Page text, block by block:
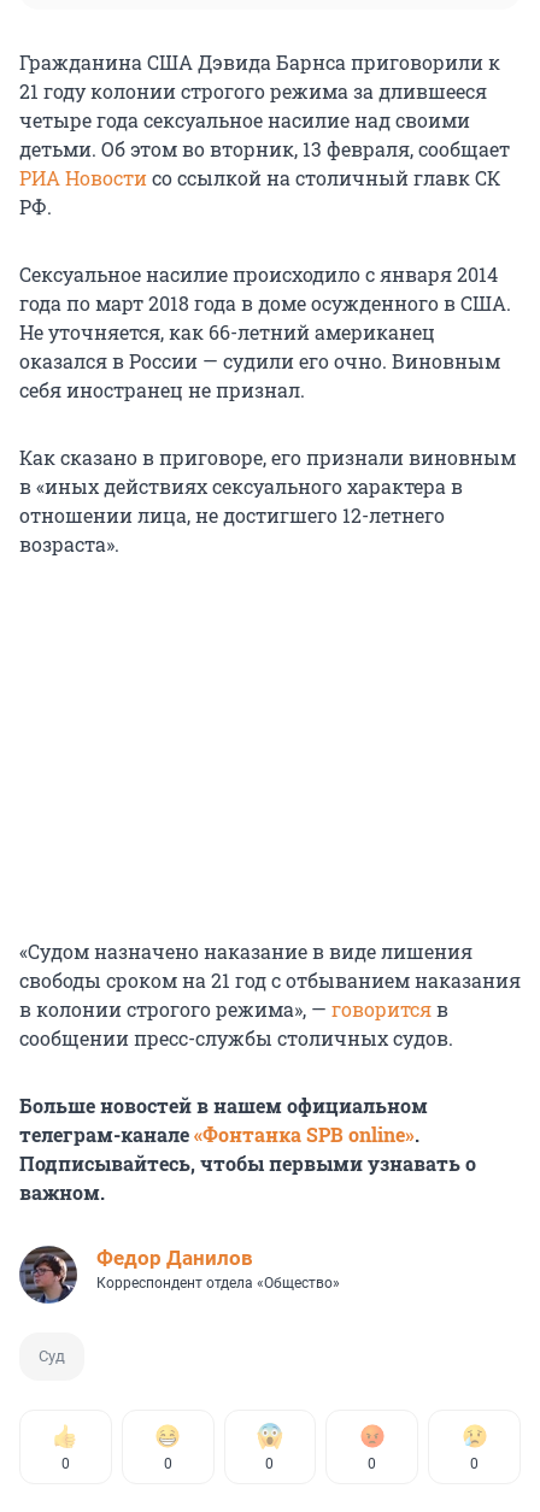
Гражданина США Дэвида Барнса приговорили к
21 году колонии строгого режима за длившееся
четыре года сексуальное насилие над своими
детьми. Об этом во вторник, 13 февраля, сообщает
РИА Новостисо ссылкой на столичный главк СК
РФ.
Сексуальное насилие происходило с января 2014
года по март 2018 года в доме осужденного в США.
Не уточняется, как 66-летний американец
оказался в России — судили его очно. Виновным
себя иностранец не признал.
Как сказано в приговоре, его признали виновным
в «иных действиях сексуального характера в
отношении лица, не достигшего 12-летнего
возраста».
«Судом назначено наказание в виде лишения
свободы сроком на 21 год с отбыванием наказания
в колонии строгого режима», — говоритсяв
сообщении пресс-службы столичных судов.
Больше новостей в нашем официальном
телеграм-канале«Фонтанка SPB online».
Подписывайтесь, чтобы первыми узнавать о
важном.
Федор Данилов
Корреспондент отдела «Общество»
Суд
0 0 0 0 0